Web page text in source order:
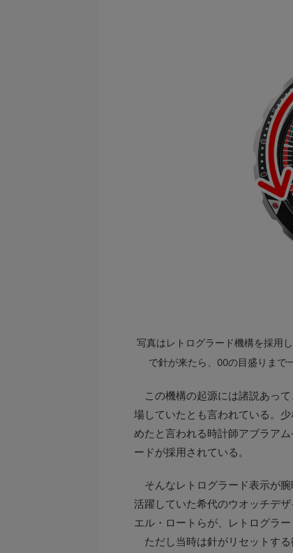
写真はレトログラード機構を採用
で針が来たら、00の目盛りまで
この機構の起源には諸説あっ
場していたとも言われている。
めたと言われる時計師アブラア
ードが採用されている。
そんなレトログラード表示が腕
活躍していた希代のウオッチデ
エル・ロートらが、レトログラ
ただし当時は針がリセットする